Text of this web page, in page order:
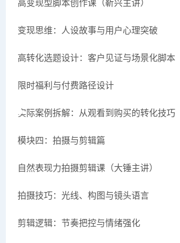
高变现型脚本创作课（靳兴主讲）
变现思维：人设故事与用户心理突破
高转化选题设计：客户见证与场景化脚本
限时福利与付费路径设计
实际案例拆解：从观看到购买的转化技巧
模块四：拍摄与剪辑篇
自然表现力拍摄剪辑课（大锤主讲）
拍摄技巧：光线、构图与镜头语言
剪辑逻辑：节奏把控与情绪强化